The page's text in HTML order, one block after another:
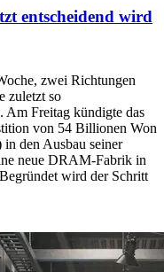
entscheidend wird
zwei Richtungen
zuletzt so
Freitag kündigte das
von 54 Billionen Won
den Ausbau seiner
neue DRAM-Fabrik in
wird der Schritt